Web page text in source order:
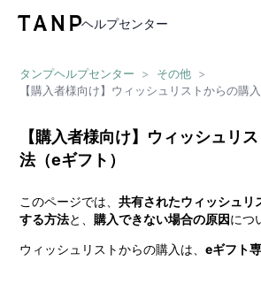
ヘルプセンター
タンプヘルプセンター > その他 >
【購入者様向け】ウィッシュリストからの購
【購入者様向け】ウィッシュリ
法（eギフト）
このページでは、共有されたウィッシュリ
する方法と、購入できない場合の原因につ
ウィッシュリストからの購入は、eギフト